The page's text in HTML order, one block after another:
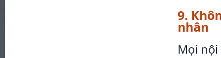
9.
nhân
Mọi